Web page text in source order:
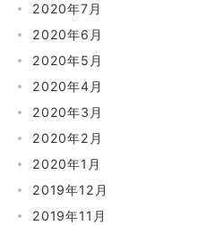
2020年7月
2020年6月
2020年5月
2020年4月
2020年3月
2020年2月
2020年1月
2019年12月
2019年11月